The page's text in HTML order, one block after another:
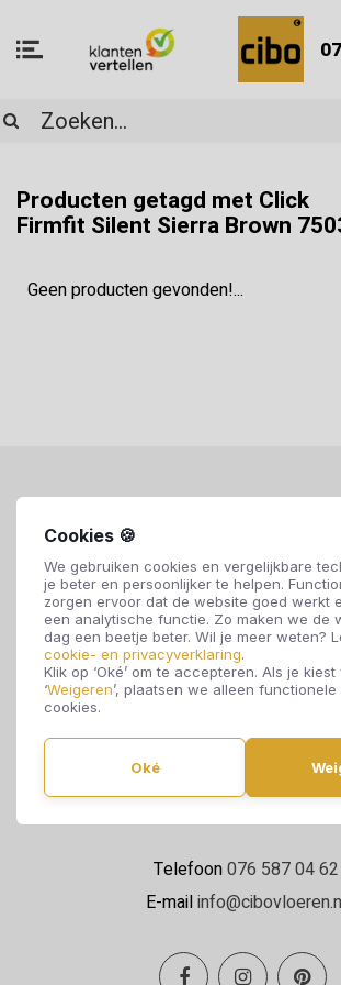
Cookies 🍪
We gebruiken cookies en vergelijkbare
je beter en persoonlijker te helpen.
zorgen ervoor dat de website goed werkt
een analytische functie. Zo maken we de
dag een beetje beter. Wil je meer weten?
cookie- en privacyverklaring.
Klik op ‘Oké’ om te accepteren. Als je kiest
‘Weigeren’, plaatsen we alleen
cookies.
Oké
Producten getagd met Click
Firmfit Silent Sierra Brown
Geen producten gevonden!...
Cibo Vloeren
4814 NE Breda
Maandag t/m zaterdag 09:00
Telefoon076 587 04 62
E-mail